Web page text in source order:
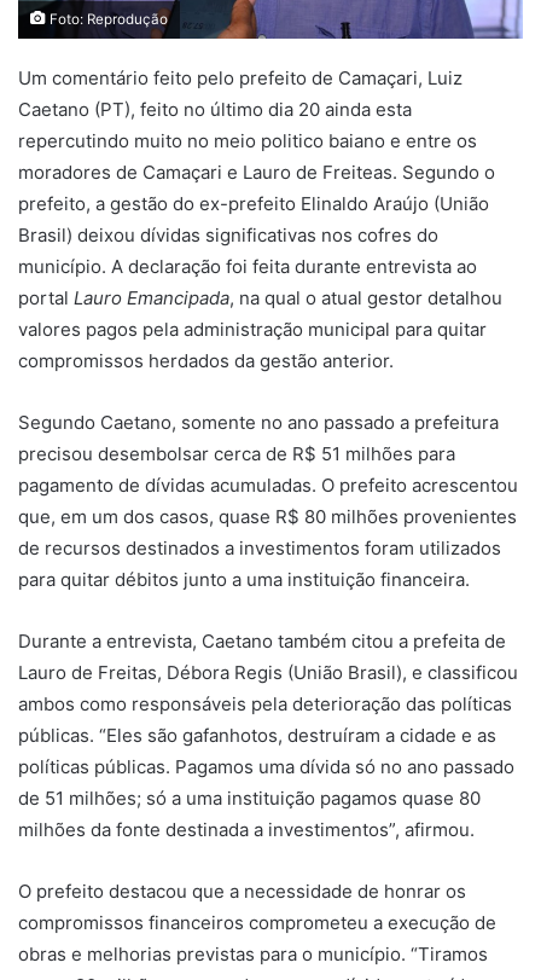
Foto: Reprodução
Um comentário feito pelo prefeito de Camaçari, Luiz
Caetano (PT), feito no último dia 20 ainda esta
repercutindo muito no meio politico baiano e entre os
moradores de Camaçari e Lauro de Freiteas. Segundo o
prefeito, a gestão do ex-prefeito Elinaldo Araújo (União
Brasil) deixou dívidas significativas nos cofres do
município. A declaração foi feita durante entrevista ao
portal Lauro Emancipada, na qual o atual gestor detalhou
valores pagos pela administração municipal para quitar
compromissos herdados da gestão anterior.
Segundo Caetano, somente no ano passado a prefeitura
precisou desembolsar cerca de R$ 51 milhões para
pagamento de dívidas acumuladas. O prefeito acrescentou
que, em um dos casos, quase R$ 80 milhões provenientes
de recursos destinados a investimentos foram utilizados
para quitar débitos junto a uma instituição financeira.
Durante a entrevista, Caetano também citou a prefeita de
Lauro de Freitas, Débora Regis (União Brasil), e classificou
ambos como responsáveis pela deterioração das políticas
públicas. “Eles são gafanhotos, destruíram a cidade e as
políticas públicas. Pagamos uma dívida só no ano passado
de 51 milhões; só a uma instituição pagamos quase 80
milhões da fonte destinada a investimentos”, afirmou.
O prefeito destacou que a necessidade de honrar os
compromissos financeiros comprometeu a execução de
obras e melhorias previstas para o município. “Tiramos